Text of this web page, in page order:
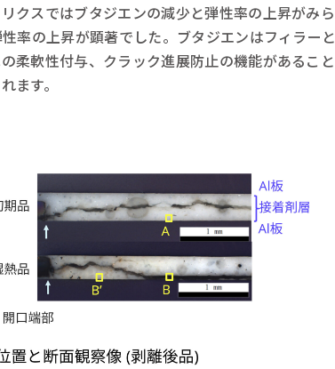
クスではブタジエンの減少と弾性率の上昇がみら
率の上昇が顕著でした。ブタジエンはフィラーと
柔軟性付与、クラック進展防止の機能があること
ます。